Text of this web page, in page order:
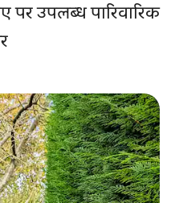
पर उपलब्ध पारिवारिक